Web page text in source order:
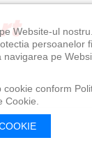
Website-ul
persoanelor
pe
conform